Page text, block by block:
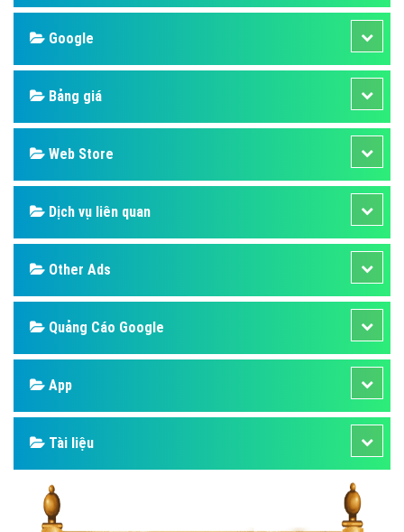
Google
Bảng giá
Web Store
Dịch vụ liên quan
Other Ads
Quảng Cáo Google
App
Tài liệu